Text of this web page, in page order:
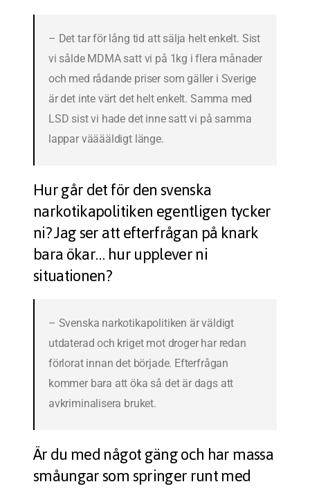
– Det tar för lång tid att sälja helt enkelt. Sist
vi sålde MDMA satt vi på 1kg i flera månader
och med rådande priser som gäller i Sverige
är det inte värt det helt enkelt. Samma med
LSD sist vi hade det inne satt vi på samma
lappar vääääldigt länge.
Hur går det för den svenska
narkotikapolitiken egentligen tycker
ni? Jag ser att efterfrågan på knark
bara ökar… hur upplever ni
situationen?
– Svenska narkotikapolitiken är väldigt
utdaterad och kriget mot droger har redan
förlorat innan det började. Efterfrågan
kommer bara att öka så det är dags att
avkriminalisera bruket.
Är du med något gäng och har massa
småungar som springer runt med